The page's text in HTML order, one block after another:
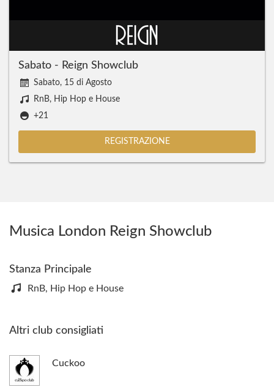
Sabato - Reign Showclub
Sabato, 15 di Agosto
RnB, Hip Hop e House
+21
REGISTRAZIONE
Musica London Reign Showclub
Stanza Principale
RnB, Hip Hop e House
Altri club consigliati
Cuckoo